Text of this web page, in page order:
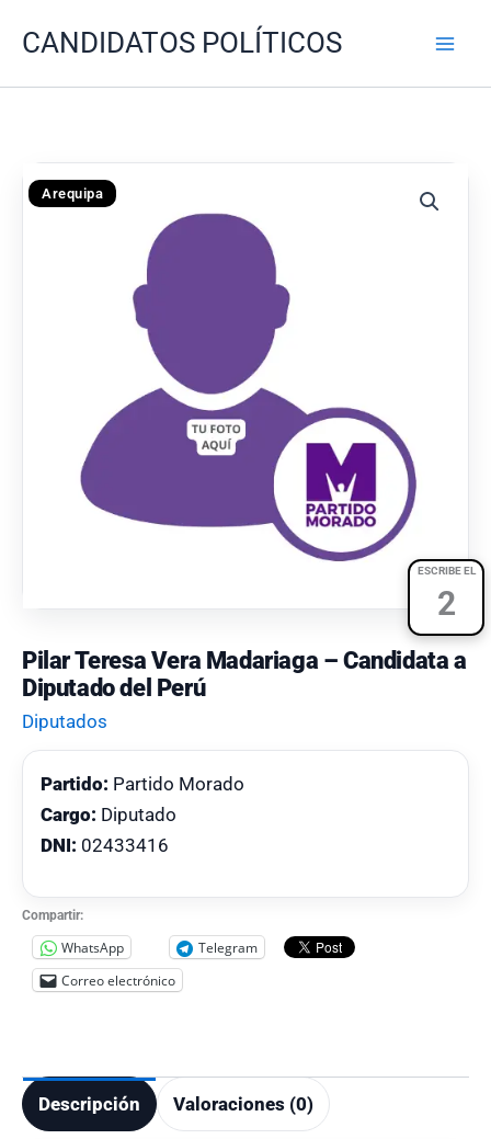
CANDIDATOS POLÍTICOS
ESCRIBE EL
2
Arequipa
Pilar Teresa Vera Madariaga – Candidata a
Diputado del Perú
Diputados
Partido: Partido Morado
Cargo: Diputado
DNI: 02433416
Compartir:
WhatsApp
Telegram
Correo electrónico
Descripción Valoraciones (0)